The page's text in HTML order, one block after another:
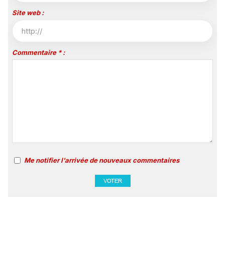
Site web :
Commentaire * :
Me notifier l'arrivée de nouveaux commentaires